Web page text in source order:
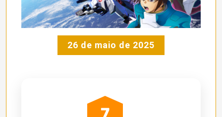
26 de maio de 2025